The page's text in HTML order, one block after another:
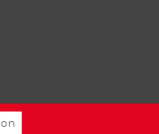
Website by Styriaweb